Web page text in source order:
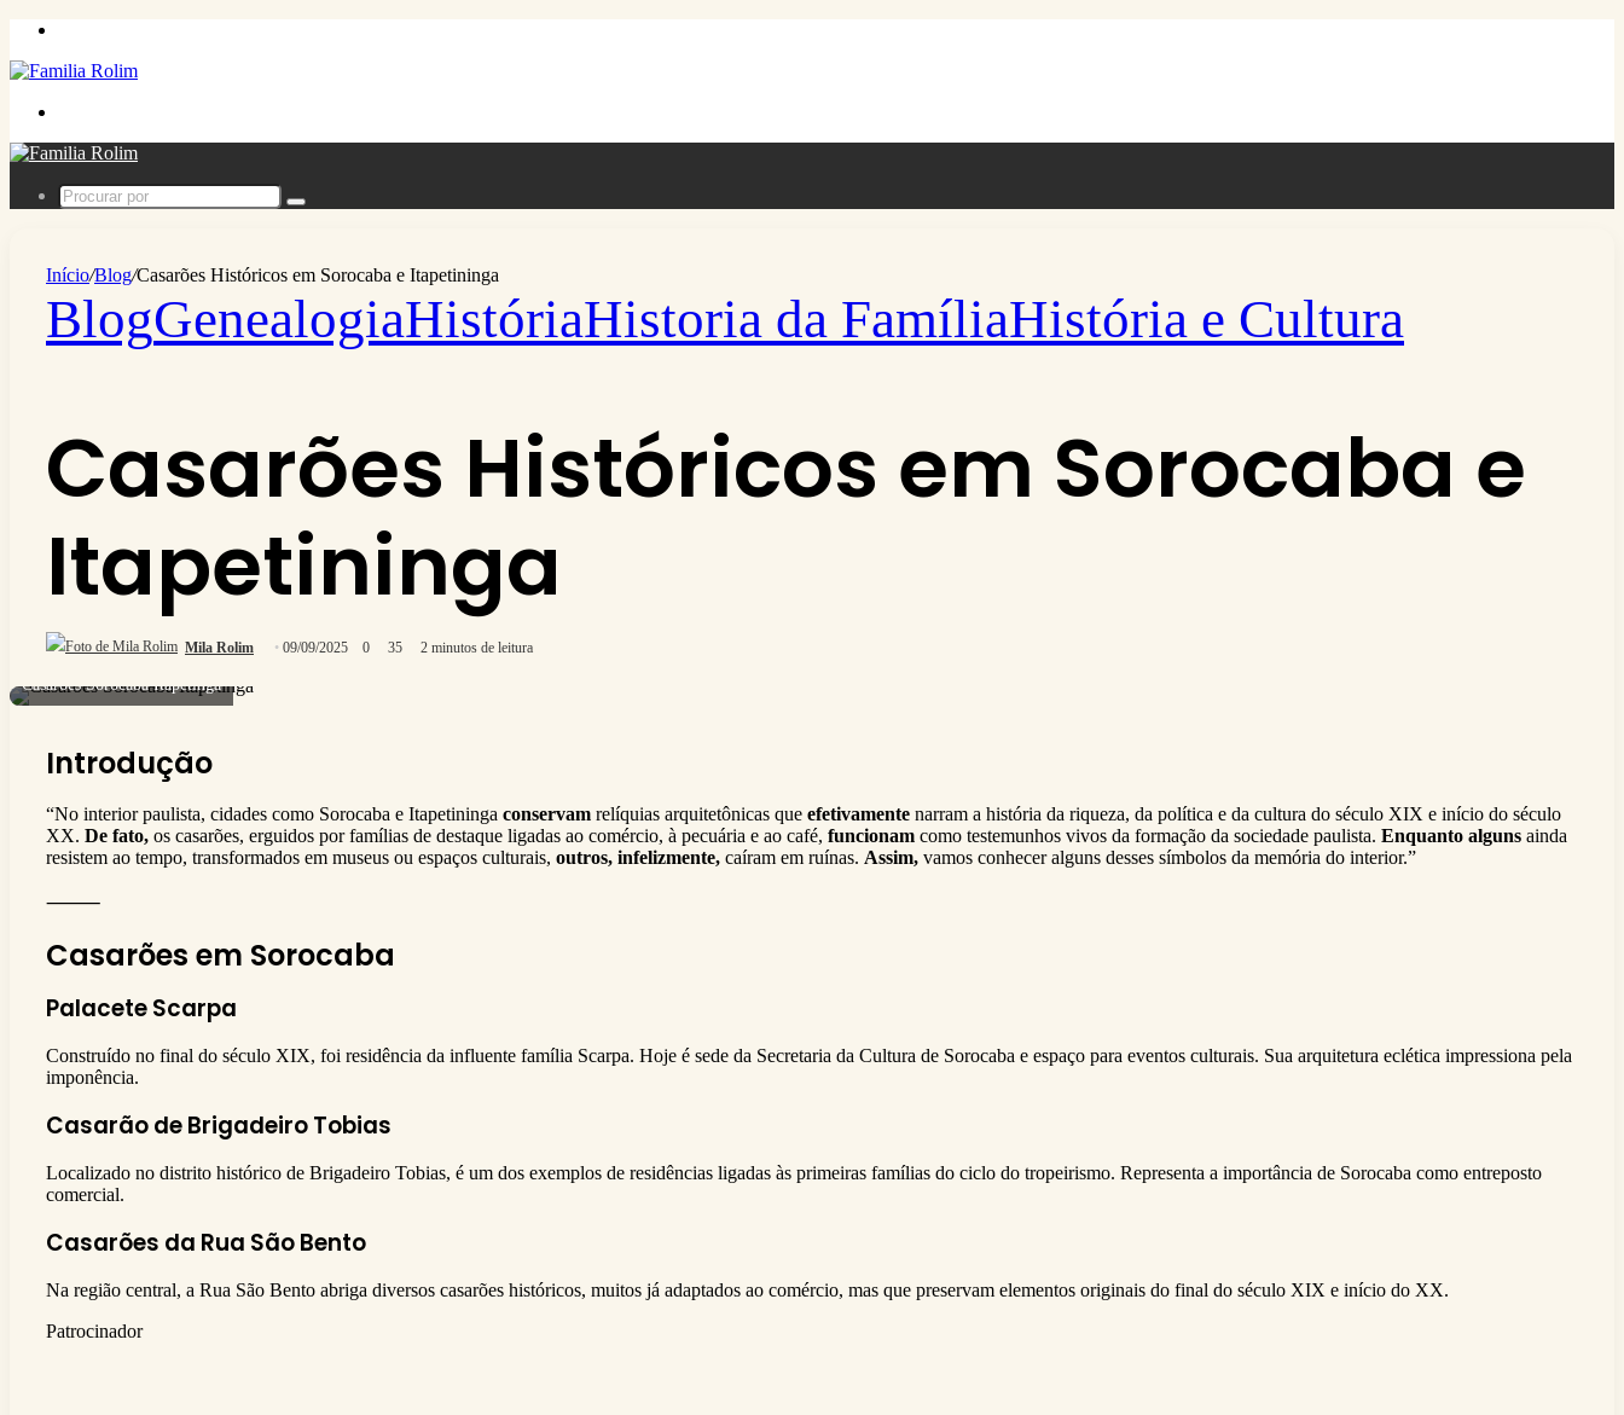
Procurar
Início/Blog/Casarões Históricos em Sorocaba e Itapetininga
BlogGenealogiaHistóriaHistoria da FamíliaHistória e Cultura
Casarões Históricos em Sorocaba e
Itapetininga
Mila Rolim 09/09/2025 0 35 2 minutos de leitura
Casarões Sorocaba Itapetinga
Introdução
“No interior paulista, cidades como Sorocaba e Itapetininga conservam relíquias arquitetônicas que efetivamente narram a história da riqueza, da política e da cultura do século XIX e início do século
XX. De fato, os casarões, erguidos por famílias de destaque ligadas ao comércio, à pecuária e ao café, funcionam como testemunhos vivos da formação da sociedade paulista. Enquanto alguns ainda
resistem ao tempo, transformados em museus ou espaços culturais, outros, infelizmente, caíram em ruínas. Assim, vamos conhecer alguns desses símbolos da memória do interior.”
⸻
Casarões em Sorocaba
Palacete Scarpa
Construído no final do século XIX, foi residência da influente família Scarpa. Hoje é sede da Secretaria da Cultura de Sorocaba e espaço para eventos culturais. Sua arquitetura eclética impressiona pela
imponência.
Casarão de Brigadeiro Tobias
Localizado no distrito histórico de Brigadeiro Tobias, é um dos exemplos de residências ligadas às primeiras famílias do ciclo do tropeirismo. Representa a importância de Sorocaba como entreposto
comercial.
Casarões da Rua São Bento
Na região central, a Rua São Bento abriga diversos casarões históricos, muitos já adaptados ao comércio, mas que preservam elementos originais do final do século XIX e início do XX.
Patrocinador